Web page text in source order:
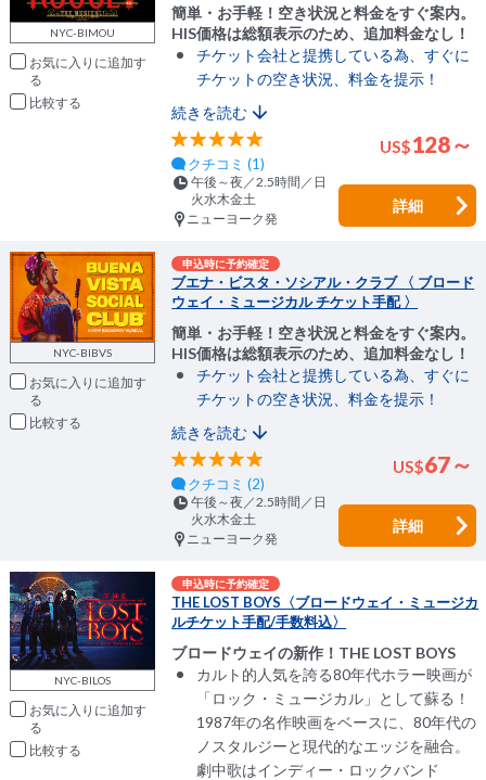
NYC-BIMOU
お気に入りに追加
比較
簡単・お手軽！空き状況と料金をすぐ案内。
HIS価格は総額表示のため、追加料金なし！
チケット会社と提携している為、すぐに
チケットの空き状況、料金を提示！
続きを読む
クチコミ (1)
US$128～
午後～夜／2.5時間／日
火水木金土
ニューヨーク発
詳細
NYC-BIBVS
お気に入りに追加
比較
申込時に予約確定
ブエナ・ビスタ・ソシアル・クラブ 〈 ブロード
ウェイ・ミュージカル チケット手配 〉
簡単・お手軽！空き状況と料金をすぐ案内。
HIS価格は総額表示のため、追加料金なし！
チケット会社と提携している為、すぐに
チケットの空き状況、料金を提示！
続きを読む
クチコミ (2)
US$67～
午後～夜／2.5時間／日
火水木金土
ニューヨーク発
詳細
NYC-BILOS
お気に入りに追加
比較
申込時に予約確定
THE LOST BOYS〈ブロードウェイ・ミュージカ
ルチケット手配/手数料込〉
ブロードウェイの新作！THE LOST BOYS
カルト的人気を誇る80年代ホラー映画が
「ロック・ミュージカル」として蘇る！
1987年の名作映画をベースに、80年代の
ノスタルジーと現代的なエッジを融合。
劇中歌はインディー・ロックバンド